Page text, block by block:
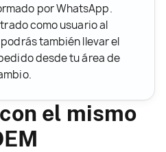
por WhatsApp.
como usuario al
también llevar el
desde tu área de
el mismo